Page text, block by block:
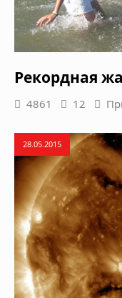
Рекордная
4861 12
28.05.2015